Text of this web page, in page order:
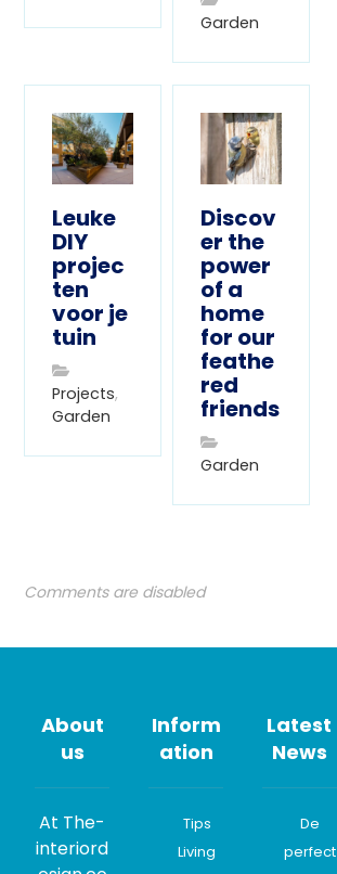
Garden
Leuke
DIY
projec
ten
voor je
tuin
Projects,
Garden
Discov
er the
power
of a
home
for our
feathe
red
friends
Garden
Comments are disabled
About
us
At The-
interiord
Inform
ation
Tips
Living
Latest
News
De
perfect